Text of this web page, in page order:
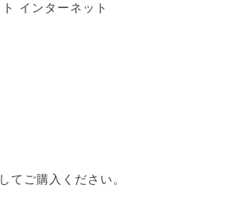
インターネット
てご購入ください。